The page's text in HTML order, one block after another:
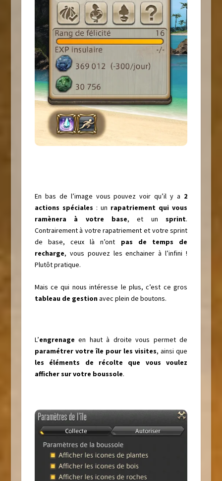
En bas de l’image vous pouvez voir qu’il y a 2
actions spéciales : un rapatriement qui vous
ramènera à votre base, et unsprint.
Contrairement à votre rapatriement et votre sprint
de base, ceux là n’ont pas de temps de
recharge, vous pouvez les enchainer à l’infini !
Plutôt pratique.
Mais ce qui nous intéresse le plus, c’est ce gros
tableau de gestionavec plein de boutons.
L’engrenage en haut à droite vous permet de
paramétrer votre île pour les visites, ainsi que
les éléments de récolte que vous voulez
afficher sur votre boussole.